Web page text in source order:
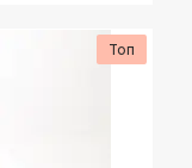
Топ